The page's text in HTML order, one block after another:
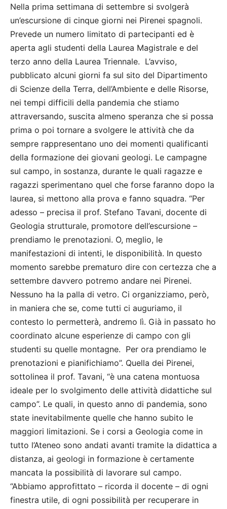
Nella prima settimana di settembre si svolgerà
un’escursione di cinque giorni nei Pirenei spagnoli.
Prevede un numero limitato di partecipanti ed è
aperta agli studenti della Laurea Magistrale e del
terzo anno della Laurea Triennale. L’avviso,
pubblicato alcuni giorni fa sul sito del Dipartimento
di Scienze della Terra, dell’Ambiente e delle Risorse,
nei tempi difficili della pandemia che stiamo
attraversando, suscita almeno speranza che si possa
prima o poi tornare a svolgere le attività che da
sempre rappresentano uno dei momenti qualificanti
della formazione dei giovani geologi. Le campagne
sul campo, in sostanza, durante le quali ragazze e
ragazzi sperimentano quel che forse faranno dopo la
laurea, si mettono alla prova e fanno squadra. “Per
adesso – precisa il prof. Stefano Tavani, docente di
Geologia strutturale, promotore dell’escursione –
prendiamo le prenotazioni. O, meglio, le
manifestazioni di intenti, le disponibilità. In questo
momento sarebbe prematuro dire con certezza che a
settembre davvero potremo andare nei Pirenei.
Nessuno ha la palla di vetro. Ci organizziamo, però,
in maniera che se, come tutti ci auguriamo, il
contesto lo permetterà, andremo lì. Già in passato ho
coordinato alcune esperienze di campo con gli
studenti su quelle montagne. Per ora prendiamo le
prenotazioni e pianifichiamo”. Quella dei Pirenei,
sottolinea il prof. Tavani, “è una catena montuosa
ideale per lo svolgimento delle attività didattiche sul
campo”. Le quali, in questo anno di pandemia, sono
state inevitabilmente quelle che hanno subito le
maggiori limitazioni. Se i corsi a Geologia come in
tutto l’Ateneo sono andati avanti tramite la didattica a
distanza, ai geologi in formazione è certamente
mancata la possibilità di lavorare sul campo.
“Abbiamo approfittato – ricorda il docente – di ogni
finestra utile, di ogni possibilità per recuperare in